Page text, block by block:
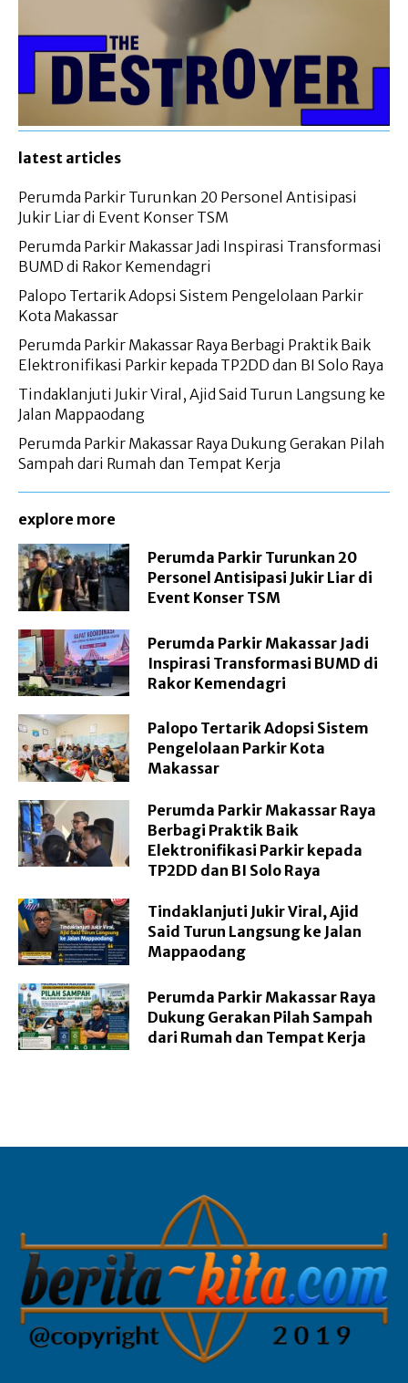
latest articles
Perumda Parkir Turunkan 20 Personel Antisipasi
Jukir Liar di Event Konser TSM
Perumda Parkir Makassar Jadi Inspirasi Transformasi
BUMD di Rakor Kemendagri
Palopo Tertarik Adopsi Sistem Pengelolaan Parkir
Kota Makassar
Perumda Parkir Makassar Raya Berbagi Praktik Baik
Elektronifikasi Parkir kepada TP2DD dan BI Solo Raya
Tindaklanjuti Jukir Viral, Ajid Said Turun Langsung ke
Jalan Mappaodang
Perumda Parkir Makassar Raya Dukung Gerakan Pilah
Sampah dari Rumah dan Tempat Kerja
explore more
Perumda Parkir Turunkan 20
Personel Antisipasi Jukir Liar di
Event Konser TSM
Perumda Parkir Makassar Jadi
Inspirasi Transformasi BUMD di
Rakor Kemendagri
Palopo Tertarik Adopsi Sistem
Pengelolaan Parkir Kota
Makassar
Perumda Parkir Makassar Raya
Berbagi Praktik Baik
Elektronifikasi Parkir kepada
TP2DD dan BI Solo Raya
Tindaklanjuti Jukir Viral, Ajid
Said Turun Langsung ke Jalan
Mappaodang
Perumda Parkir Makassar Raya
Dukung Gerakan Pilah Sampah
dari Rumah dan Tempat Kerja